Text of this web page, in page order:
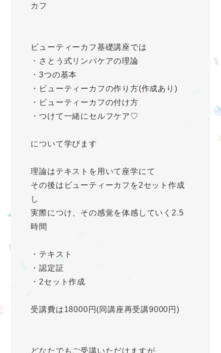
カフ
ビューティーカフ基礎講座では
・さとう式リンパケアの理論
・3つの基本
・ビューティーカフの作り方(作成あり)
・ビューティーカフの付け方
・つけて一緒にセルフケア♡
について学びます
理論はテキストを用いて座学にて
その後はビューティーカフを2セット作成
し
実際につけ、その感覚を体感していく2.5
時間
・テキスト
・認定証
・2セット作成
受講費は18000円(同講座再受講9000円)
どなたでもご受講いただけますが